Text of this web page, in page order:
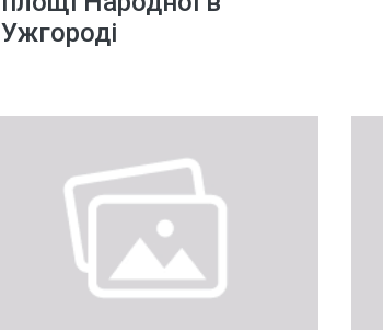
Ужгороді